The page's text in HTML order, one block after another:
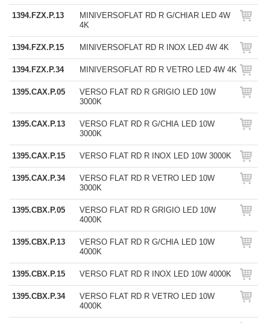
1394.FZX.P.13
MINIVERSOFLAT RD R G/CHIAR LED 4W
4K
1394.FZX.P.15 MINIVERSOFLAT RD R INOX LED 4W 4K
1394.FZX.P.34 MINIVERSOFLAT RD R VETRO LED 4W 4K
1395.CAX.P.05
VERSO FLAT RD R GRIGIO LED 10W
3000K
1395.CAX.P.13
VERSO FLAT RD R G/CHIA LED 10W
3000K
1395.CAX.P.15 VERSO FLAT RD R INOX LED 10W 3000K
1395.CAX.P.34
VERSO FLAT RD R VETRO LED 10W
3000K
1395.CBX.P.05
VERSO FLAT RD R GRIGIO LED 10W
4000K
1395.CBX.P.13
VERSO FLAT RD R G/CHIA LED 10W
4000K
1395.CBX.P.15 VERSO FLAT RD R INOX LED 10W 4000K
1395.CBX.P.34
VERSO FLAT RD R VETRO LED 10W
4000K